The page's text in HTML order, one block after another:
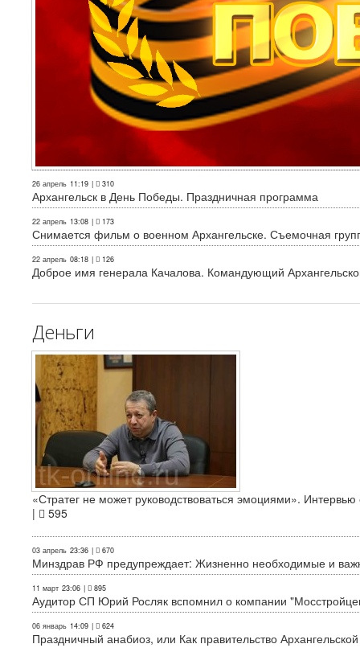
26 апрель 11:19 | 310
Архангельск в День Победы. Праздничная программа
22 апрель 13:08 | 173
Снимается фильм о военном Архангельске. Съемочная
22 апрель 08:18 | 126
Доброе имя генерала Качалова. Командующий
Деньги
«Стратег не может руководствоваться эмоциями».
|
595
03 апрель 23:36 | 670
Минздрав РФ предупреждает: Жизненно необходимые и
11 март 23:06 | 895
Аудитор СП Юрий Росляк вспомнил о компании
06 январь 14:09 | 624
Праздничный анабиоз, или Как правительство